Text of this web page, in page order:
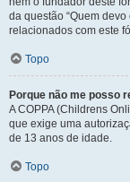
da questão “Quem
relacionados com este
Topo
Porque não me posso
A COPPA (Childrens
que exige uma
de 13 anos de idade.
Topo